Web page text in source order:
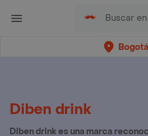
Bogotá
Diben drink
Diben drink es una marca